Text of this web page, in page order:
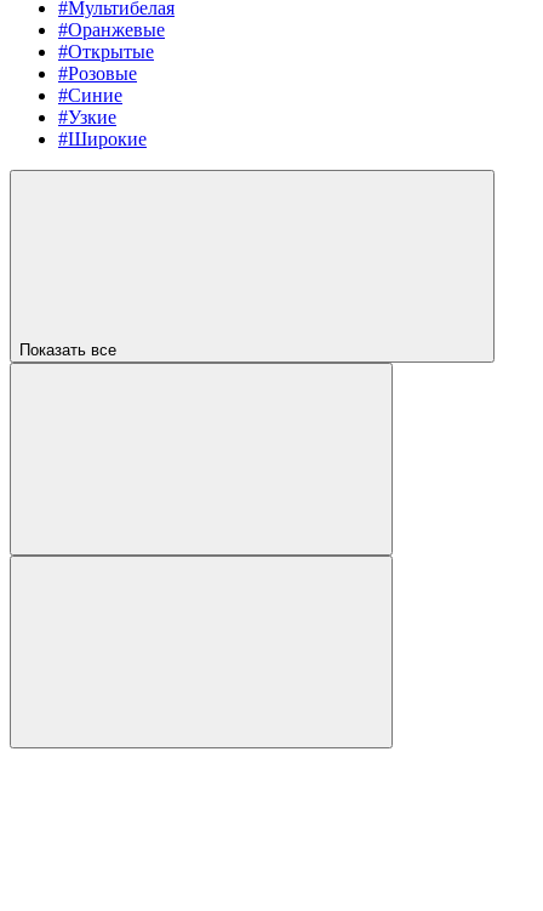
#Мультибелая
#Оранжевые
#Открытые
#Розовые
#Синие
#Узкие
#Широкие
Показать все